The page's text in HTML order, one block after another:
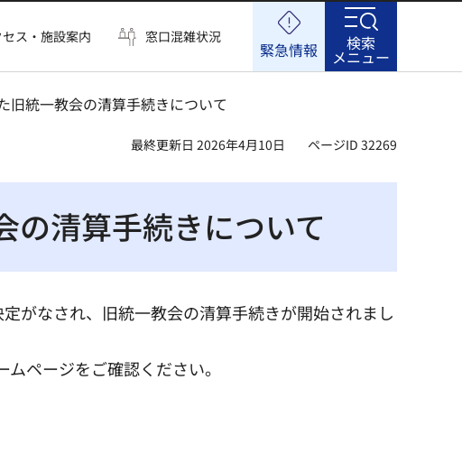
セス・施設案内 窓口混雑状況
緊急情報 検索
メニュー
旧統一教会の清算手続きについて
最終更新日 2026年4月10日 ページID 32269
の清算手続きについて
がなされ、旧統一教会の清算手続きが開始されまし
ページをご確認ください。